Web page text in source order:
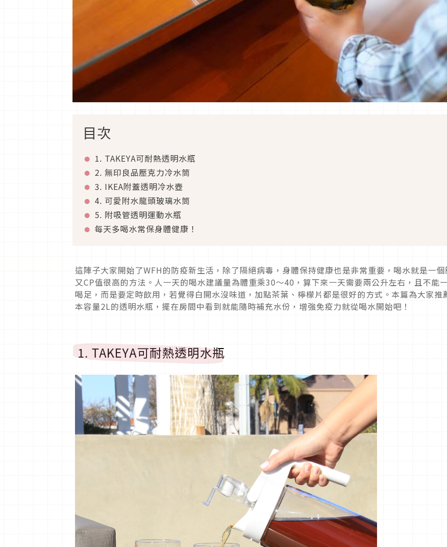
目次
1. TAKEYA可耐熱透明水瓶
2. 無印良品壓克力冷水筒
3. IKEA附蓋透明冷水壺
4. 可愛附水龍頭玻璃水筒
5. 附吸管透明運動水瓶
每天多喝水常保身體健康！
這陣子大家開始了WFH的防疫新生活，除了隔絕病毒，身體保持健康也是非常重要，喝水就是一個
又CP值很高的方法。人一天的喝水建議量為體重乘30～40，算下來一天需要兩公升左右，且不能
喝足，而是要定時飲用，若覺得白開水沒味道，加點茶葉、檸檬片都是很好的方式。本篇為大家推
本容量2L的透明水瓶，擺在房間中看到就能隨時補充水份，增強免疫力就從喝水開始吧！
1. TAKEYA可耐熱透明水瓶